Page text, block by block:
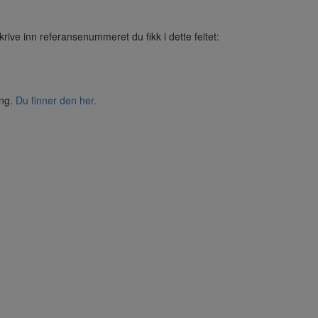
inn referansenummeret du fikk i dette feltet:
Du finner den her.